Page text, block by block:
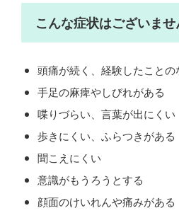
こんな症状はございませ
頭痛が続く、経験したこと
手足の麻痺やしびれがある
喋りづらい、言葉が出にくい
歩きにくい、ふらつきがある
聞こえにくい
意識がもうろうとする
顔面のけいれんや痛みがある